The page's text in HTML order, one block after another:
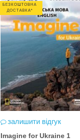
БЕЗКОШТОВНА
ДОСТАВКА*
залишити відгук
Imagine for Ukraine 1